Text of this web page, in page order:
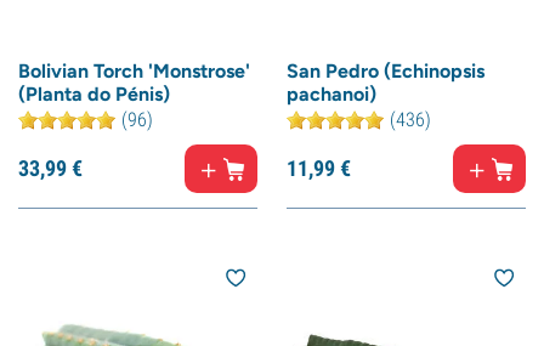
Bolivian Torch 'Monstrose'
(Planta do Pénis)
(96)
33,99€
San Pedro (Echinopsis
pachanoi)
(436)
11,99€